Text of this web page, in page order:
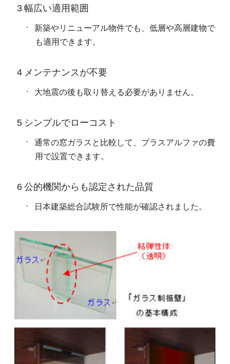
3 幅広い適用範囲
新築やリニューアル物件でも、低層や高層建物で
も適用できます。
4 メンテナンスが不要
大地震の後も取り替える必要がありません。
5 シンプルでローコスト
通常の窓ガラスと比較して、プラスアルファの費
用で設置できます。
6 公的機関からも認定された品質
日本建築総合試験所で性能が確認されました。